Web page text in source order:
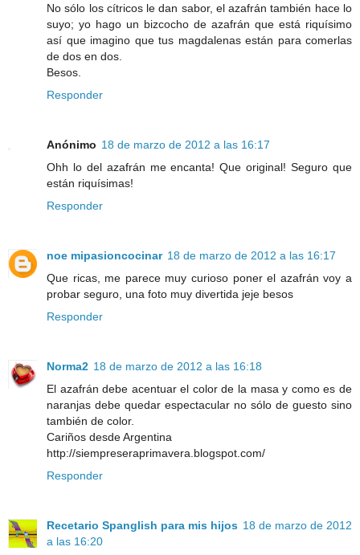
No sólo los cítricos le dan sabor, el azafrán también hace lo
suyo; yo hago un bizcocho de azafrán que está riquísimo
así que imagino que tus magdalenas están para comerlas
de dos en dos.
Besos.
Responder
Anónimo 18 de marzo de 2012 a las 16:17
Ohh lo del azafrán me encanta! Que original! Seguro que
están riquísimas!
Responder
noe mipasioncocinar 18 de marzo de 2012 a las 16:17
Que ricas, me parece muy curioso poner el azafrán voy a
probar seguro, una foto muy divertida jeje besos
Responder
Norma2 18 de marzo de 2012 a las 16:18
El azafrán debe acentuar el color de la masa y como es de
naranjas debe quedar espectacular no sólo de guesto sino
también de color.
Cariños desde Argentina
http://siempreseraprimavera.blogspot.com/
Responder
Recetario Spanglish para mis hijos 18 de marzo de 2012
a las 16:20